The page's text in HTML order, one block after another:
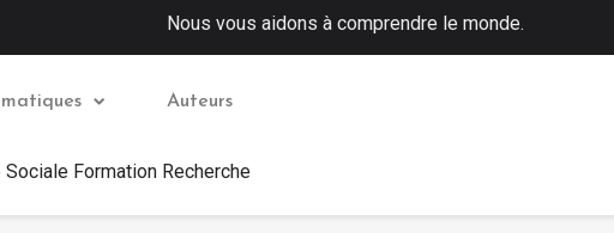
Nous vous aidons à comprendre le monde.
Auteurs
Sociale Formation Recherche